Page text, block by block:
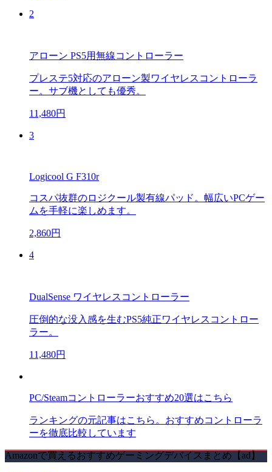
2
アローン PS5用無線コントローラー
プレステ5対応のアローン製ワイヤレスコントローラ
ー。サブ機としても優秀。
11,480円
3
Logicool G F310r
コスパ抜群のロジクール製有線パッド。幅広いPCゲー
ムを手軽に楽しめます。
2,860円
4
DualSense ワイヤレスコントローラー
圧倒的な没入感を生むPS5純正ワイヤレスコントロー
ラー。
11,480円
PC/Steamコントローラーおすすめ20選はこちら
ランキングの元記事はこちら。おすすめコントローラ
ーを徹底比較しています
Amazonで買えるおすすめゲーミングデバイスまとめ【ad】